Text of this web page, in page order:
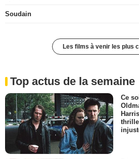
Soudain
Les films à venir les plus
Top actus de la semaine
Ce